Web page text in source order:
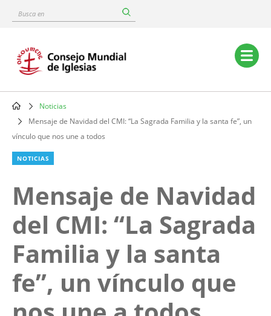
content
Busca
Main
navigation
Breadcrumb
Noticias
Mensaje de Navidad del CMI: “La Sagrada Familia y la santa fe”, un
vínculo que nos une a todos
NOTICIAS
Mensaje de Navidad
del CMI: “La Sagrada
Familia y la santa
fe”, un vínculo que